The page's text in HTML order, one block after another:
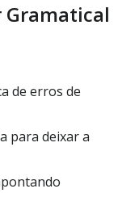
Gramatical
de erros de
para deixar a